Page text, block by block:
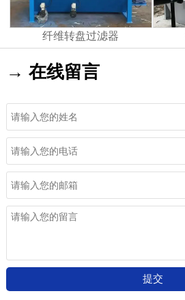
纤维转盘过滤器
→ 在线留言
提交